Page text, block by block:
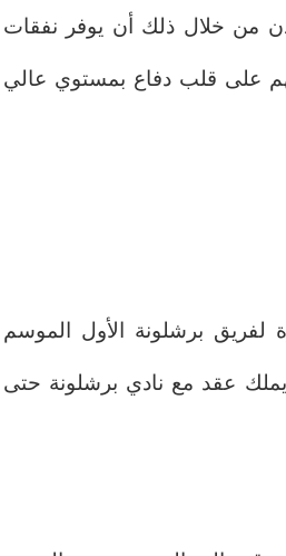
من خلال ذلك أن يوفر نفقات
على قلب دفاع بمستوي عالي
لفريق برشلونة الأول الموسم
يملك عقد مع نادي برشلونة حتى